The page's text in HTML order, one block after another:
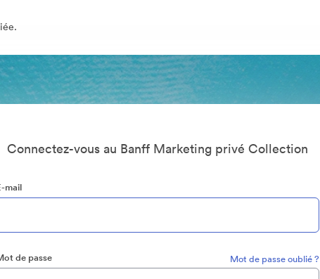
Connectez-vous au Banff Marketing privé Collection
mail
de passe Mot de passe oublié ?